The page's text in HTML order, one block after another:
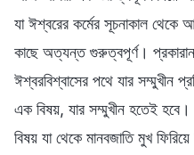
যা ঈশ্বরের কর্মের সূচনাকাল থেকে
কাছে অত্যন্ত গুরুত্বপূর্ণ।
ঈশ্বরবিশ্বাসের পথে যার সম্মুখীন
এক বিষয়, যার সম্মুখীন হতেই
বিষয় যা থেকে মানবজাতি মুখ